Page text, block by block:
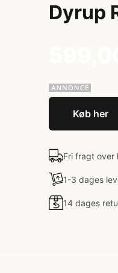
Dyrup
Køb her
Fri fragt over
1-3 dages
14 dages